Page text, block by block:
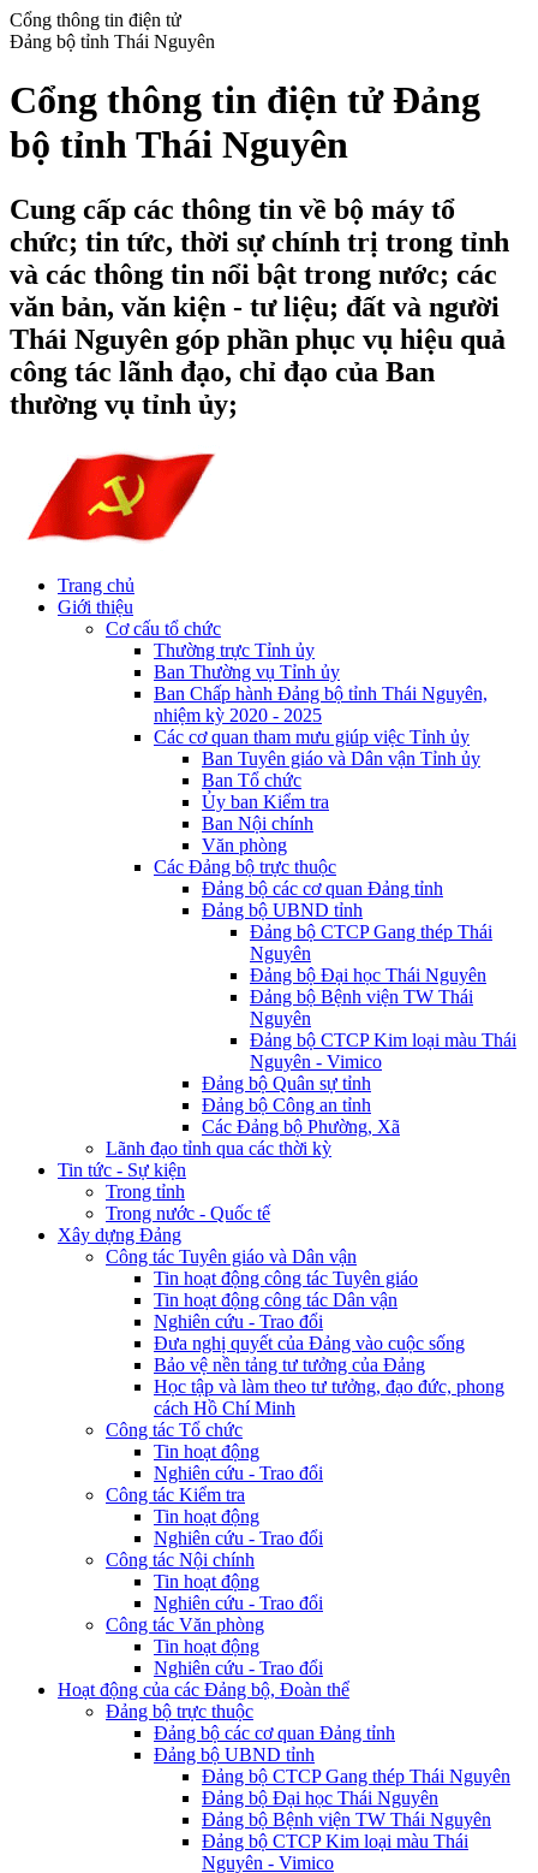
Cổng thông tin điện tử
Đảng bộ tỉnh Thái Nguyên
Cổng thông tin điện tử Đảng
bộ tỉnh Thái Nguyên
Cung cấp các thông tin về bộ máy tổ
chức; tin tức, thời sự chính trị trong tỉnh
và các thông tin nổi bật trong nước; các
văn bản, văn kiện - tư liệu; đất và người
Thái Nguyên góp phần phục vụ hiệu quả
công tác lãnh đạo, chỉ đạo của Ban
thường vụ tỉnh ủy;
Trang chủ
Giới thiệu
Cơ cấu tổ chức
Thường trực Tỉnh ủy
Ban Thường vụ Tỉnh ủy
Ban Chấp hành Đảng bộ tỉnh Thái Nguyên,
nhiệm kỳ 2020 - 2025
Các cơ quan tham mưu giúp việc Tỉnh ủy
Ban Tuyên giáo và Dân vận Tỉnh ủy
Ban Tổ chức
Ủy ban Kiểm tra
Ban Nội chính
Văn phòng
Các Đảng bộ trực thuộc
Đảng bộ các cơ quan Đảng tỉnh
Đảng bộ UBND tỉnh
Đảng bộ CTCP Gang thép Thái
Nguyên
Đảng bộ Đại học Thái Nguyên
Đảng bộ Bệnh viện TW Thái
Nguyên
Đảng bộ CTCP Kim loại màu Thái
Nguyên - Vimico
Đảng bộ Quân sự tỉnh
Đảng bộ Công an tỉnh
Các Đảng bộ Phường, Xã
Lãnh đạo tỉnh qua các thời kỳ
Tin tức - Sự kiện
Trong tỉnh
Trong nước - Quốc tế
Xây dựng Đảng
Công tác Tuyên giáo và Dân vận
Tin hoạt động công tác Tuyên giáo
Tin hoạt động công tác Dân vận
Nghiên cứu - Trao đổi
Đưa nghị quyết của Đảng vào cuộc sống
Bảo vệ nền tảng tư tưởng của Đảng
Học tập và làm theo tư tưởng, đạo đức, phong
cách Hồ Chí Minh
Công tác Tổ chức
Tin hoạt động
Nghiên cứu - Trao đổi
Công tác Kiểm tra
Tin hoạt động
Nghiên cứu - Trao đổi
Công tác Nội chính
Tin hoạt động
Nghiên cứu - Trao đổi
Công tác Văn phòng
Tin hoạt động
Nghiên cứu - Trao đổi
Hoạt động của các Đảng bộ, Đoàn thể
Đảng bộ trực thuộc
Đảng bộ các cơ quan Đảng tỉnh
Đảng bộ UBND tỉnh
Đảng bộ CTCP Gang thép Thái Nguyên
Đảng bộ Đại học Thái Nguyên
Đảng bộ Bệnh viện TW Thái Nguyên
Đảng bộ CTCP Kim loại màu Thái
Nguyên - Vimico